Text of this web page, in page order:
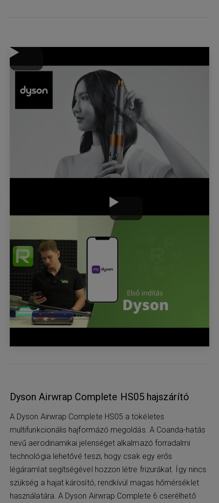
Dyson Airwrap Complete HS05 hajszárító
A Dyson Airwrap Complete HS05 a tökéletes
multifunkcionális hajformázó megoldás. A Coanda-hatás
nevű aerodinamikai jelenséget alkalmazó forradalmi
technológia lehetővé teszi, hogy csak egy erős
légáramlat segítségével hozzon létre frizurákat. Így nincs
szükség a hajat károsító, rendkívül magas hőmérséklet
használatára. A Dyson Airwrap Complete 6 cserélhető